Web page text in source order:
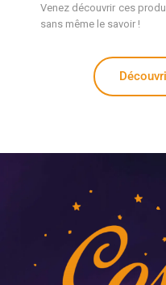
Venez découvrir ces
sans même le savoir !